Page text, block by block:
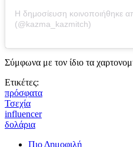
Η δημοσίευση κοινοποιήθηκε
(@kazma_kazmitch)
Σύμφωνα με τον ίδιο τα
Ετικέτες:
πρόσφατα
Τσεχία
influencer
δολάρια
Πιο Δημοφιλή